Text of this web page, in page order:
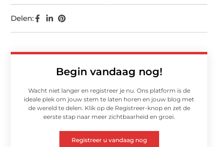
Begin vandaag nog!
Wacht niet langer en registreer je nu. Ons platform is de
ideale plek om jouw stem te laten horen en jouw blog met
de wereld te delen. Klik op de Registreer-knop en zet de
eerste stap naar meer zichtbaarheid en groei.
Registreer u vandaag nog
Delen: